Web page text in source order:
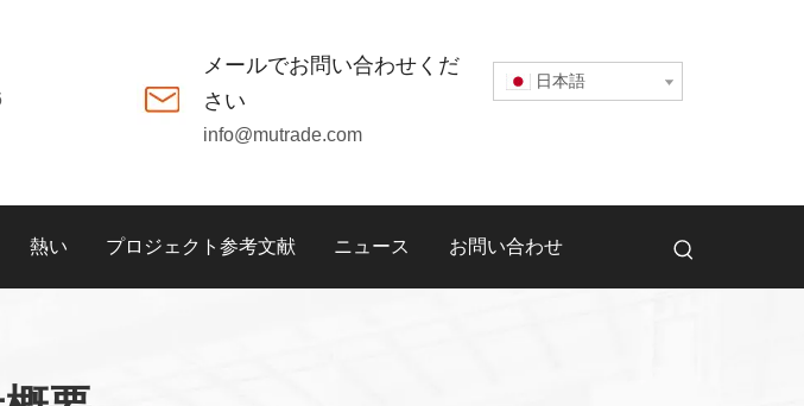
メールでお問い合わせくだ
さい
info@mutrade.com
日本語
熱い プロジェクト参考文献 ニュース お問い合わせ